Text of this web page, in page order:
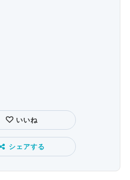
いいね
シェアする